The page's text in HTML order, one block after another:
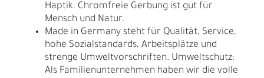
Haptik. Chromfreie Gerbung ist gut für
Mensch und Natur.
Made in Germany steht für Qualität, Service,
hohe Sozialstandards, Arbeitsplätze und
strenge Umweltvorschriften. Umweltschutz:
Als Familienunternehmen haben wir die volle